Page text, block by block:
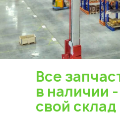
Все
в наличии
свой склад